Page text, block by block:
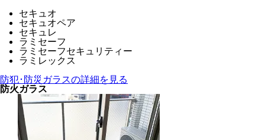
セキュオ
セキュオペア
セキュレ
ラミセーフ
ラミセーフセキュリティー
ラミレックス
防犯･防災ガラスの詳細を見る
防火ガラス